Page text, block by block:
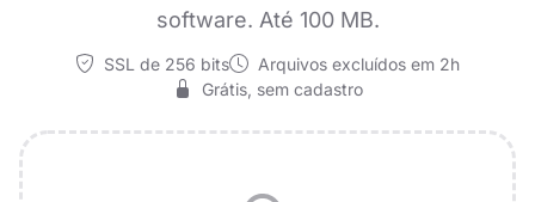
software. Até 100 MB.
SSL de 256 bits
Arquivos excluídos em 2h
Grátis, sem cadastro